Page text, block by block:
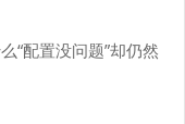
“配置没问题”却仍然